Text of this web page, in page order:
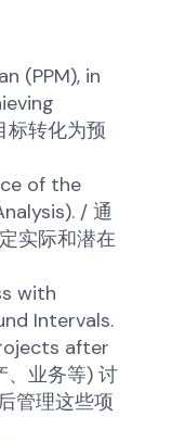
(PPM), in
转化为预
of the
/ 通
实际和潜在
with
Intervals.
after
、业务等) 讨
管理这些项